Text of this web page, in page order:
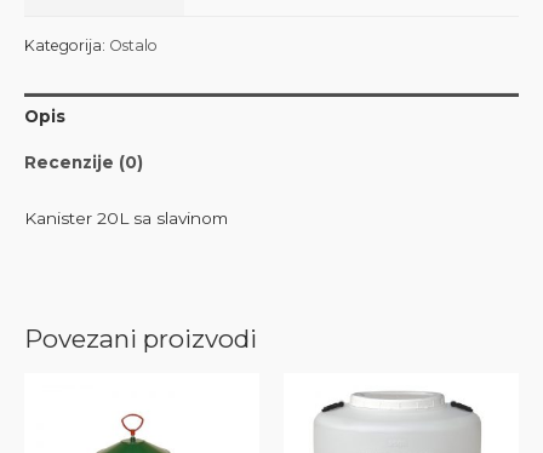
Kategorija: Ostalo
Opis
Recenzije (0)
Kanister 20L sa slavinom
Povezani proizvodi